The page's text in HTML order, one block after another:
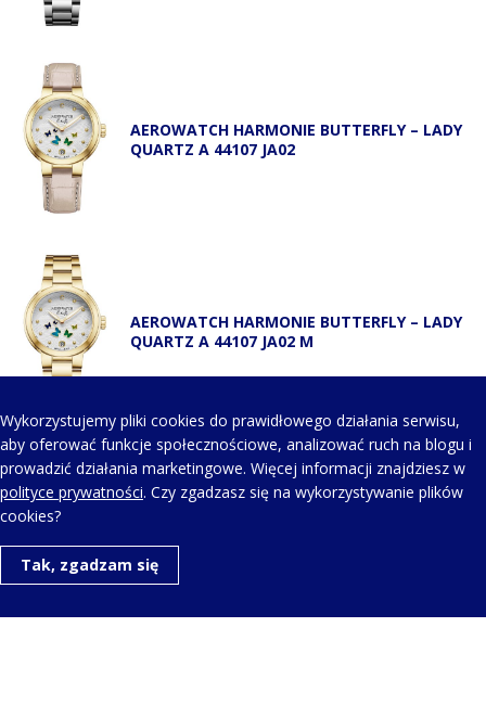
AEROWATCH HARMONIE BUTTERFLY – LADY
QUARTZ A 44107 JA02
AEROWATCH HARMONIE BUTTERFLY – LADY
QUARTZ A 44107 JA02 M
KONTAKT Z NAMI
Telefon kontaktowy:
+48 123 454 514
Wykorzystujemy pliki cookies do prawidłowego działania serwisu,
aby oferować funkcje społecznościowe, analizować ruch na blogu i
prowadzić działania marketingowe. Więcej informacji znajdziesz w
polityce prywatności. Czy zgadzasz się na wykorzystywanie plików
cookies?
Tak, zgadzam się